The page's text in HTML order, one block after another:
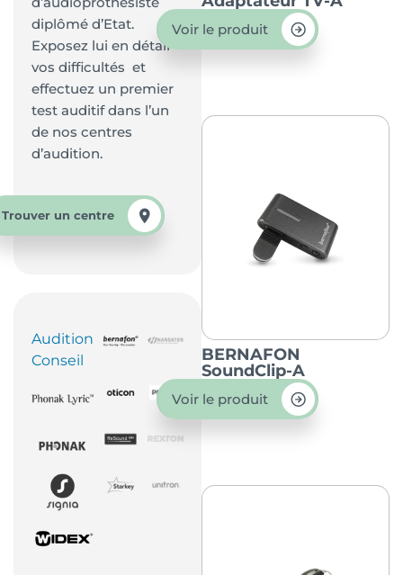
diplômé d’Etat.
Exposez lui en détail
vos difficultés et
effectuez un premier
test auditif dans l’un
de nos centres
d’audition.
Trouver un centre
Audition
Conseil
Voir le produit
BERNAFON
SoundClip-A
Voir le produit